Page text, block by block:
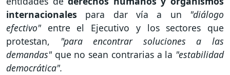
internacionales para dar vía a un "diálogo
efectivo" entre el Ejecutivo y los sectores que
protestan, "para encontrar soluciones a las
demandas" que no sean contrarias a la "estabilidad
democrática".